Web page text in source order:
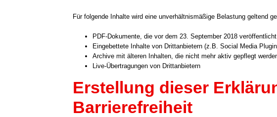
Für fol­gen­de Inhal­te wird eine unver­hält­nis­mä­ßi­ge Belas­tung gel­tend
PDF-Dokumente, die vor dem 23. Sep­tem­ber 2018
Ein­ge­bet­te­te Inhal­te von Dritt­an­bie­tern (z.B. Social Media
Archi­ve mit älte­ren Inhal­ten, die nicht mehr aktiv gepflegt
Live-Übertragungen von Dritt­an­bie­tern
Erstellung dieser
Barrierefreiheit